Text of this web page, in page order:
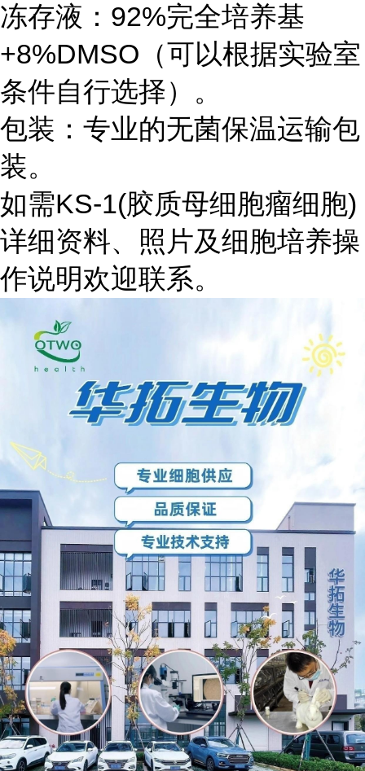
冻存液：92%完全培养基
+8%DMSO（可以根据实验室
条件自行选择）。
包装：专业的无菌保温运输包
装。
如需KS-1(胶质母细胞瘤细胞)
详细资料、照片及细胞培养操
作说明欢迎联系。